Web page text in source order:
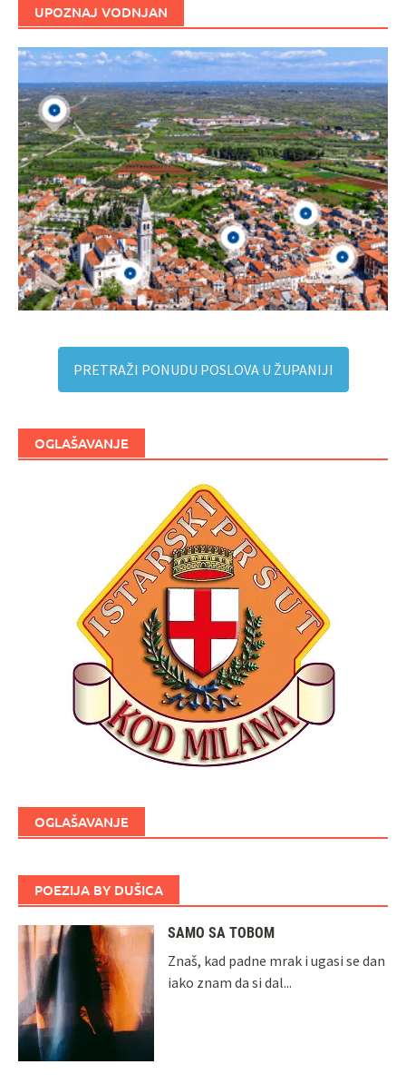
UPOZNAJ VODNJAN
PRETRAŽI PONUDU POSLOVA U ŽUPANIJI
OGLAŠAVANJE
OGLAŠAVANJE
POEZIJA BY DUŠICA
SAMO SA TOBOM
Znaš, kad padne mrak i ugasi se dan
iako znam da si dal...